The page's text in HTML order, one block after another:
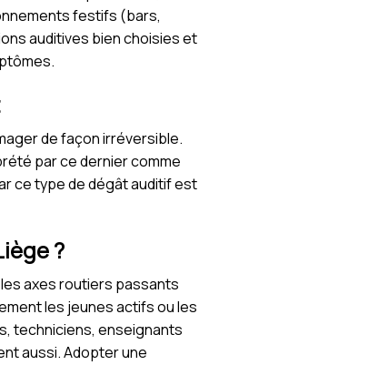
festifs (bars,
auditives bien choisies et
de façon irréversible.
par ce dernier comme
ce type de dégât auditif est
?
axes routiers passants
les jeunes actifs ou les
techniciens, enseignants
aussi. Adopter une